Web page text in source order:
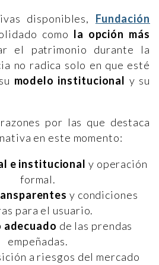
disponibles, Fundación
como la opción más
el patrimonio durante la
no radica solo en que esté
modelo institucional y su
por las que destaca
en este momento:
e institucional y operación
formal.
y condiciones
para el usuario.
adecuado de las prendas
empeñadas.
a riesgos del mercado